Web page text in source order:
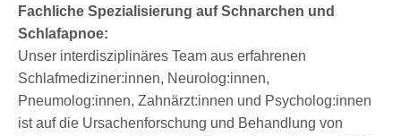
Fachliche Spezialisierung auf Schnarchen und
Schlafapnoe:
Unser interdisziplinäres Team aus erfahrenen
Schlafmediziner:innen, Neurolog:innen,
Pneumolog:innen, Zahnärzt:innen und Psycholog:innen
ist auf die Ursachenforschung und Behandlung von